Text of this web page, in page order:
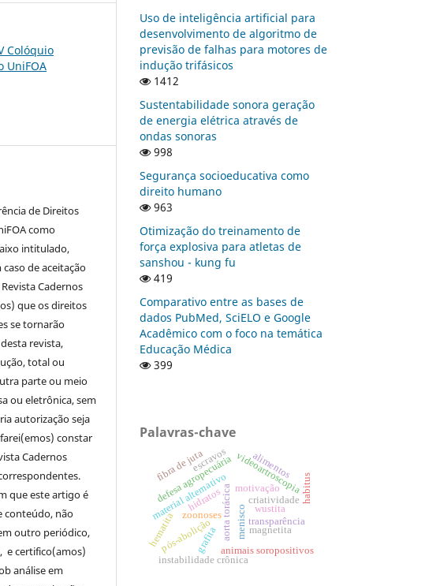
Colóquio
UniFOA
de Direitos
como
intitulado,
de aceitação
Cadernos
que os direitos
se tornarão
revista,
total ou
parte ou meio
ou eletrônica, sem
autorização seja
constar
Cadernos
que este artigo é
conteúdo, não
outro periódico,
e certifico(amos)
análise em
Uso de inteligência artificial para
desenvolvimento de algoritmo de
previsão de falhas para motores de
indução trifásicos
1412
Sustentabilidade sonora geração
de energia elétrica através de
ondas sonoras
998
Segurança socioeducativa como
direito humano
963
Otimização do treinamento de
força explosiva para atletas de
sanshou - kung fu
419
Comparativo entre as bases de
dados PubMed, SciELO e Google
Acadêmico com o foco na temática
Educação Médica
399
Palavras-chave
transparência
aorta torácica criatividade
material alternativo motivação
zoonoses
defesa agropecuária
animais soropositivos
wustita
instabilidade crônica
videoartroscopia
menisco
escravos
pós-abolição
fibra de juta
hematita
alimentos
grafita
hidratos
magnetita
habitus